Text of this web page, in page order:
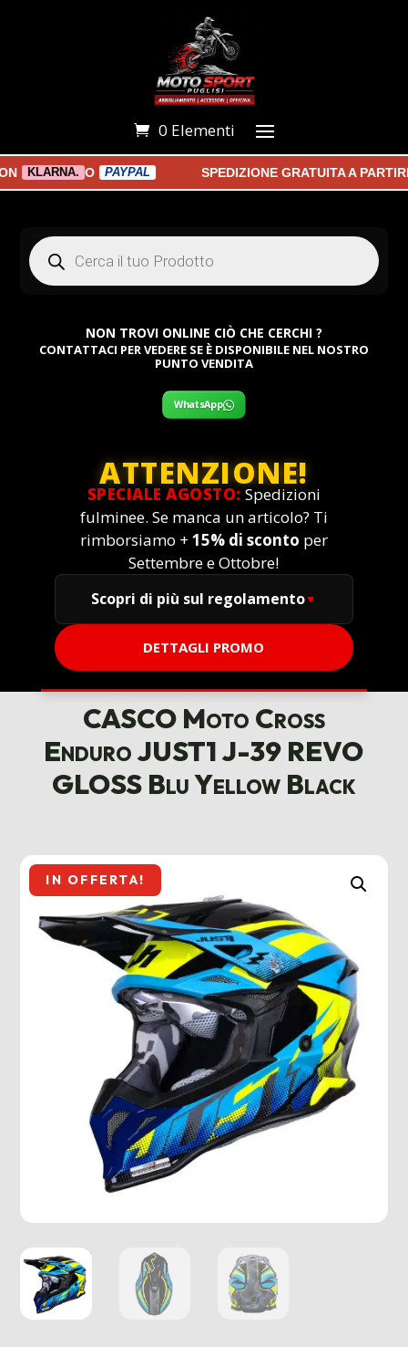
0 Elementi
O PAYPAL SPEDIZIONE GRATUITA A PARTIRE
Products
search
NON TROVI ONLINE CIÒ CHE CERCHI ?
CONTATTACI PER VEDERE SE È DISPONIBILE NEL NOSTRO
PUNTO VENDITA
WhatsApp
ATTENZIONE!
SPECIALE AGOSTO: Spedizioni
fulminee. Se manca un articolo? Ti
rimborsiamo + 15% di sconto per
Settembre e Ottobre!
Scopri di più sul regolamento
DETTAGLI PROMO
CASCO Moto Cross
Enduro JUST1 J-39 REVO
GLOSS Blu Yellow Black
IN OFFERTA!